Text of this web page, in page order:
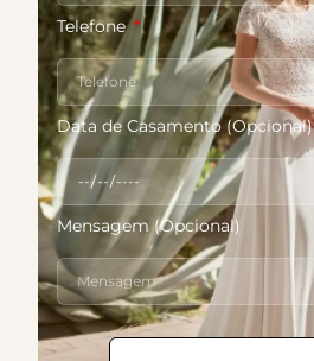
Telefone
Data de Casamento (Opcional)
Mensagem (Opcional)